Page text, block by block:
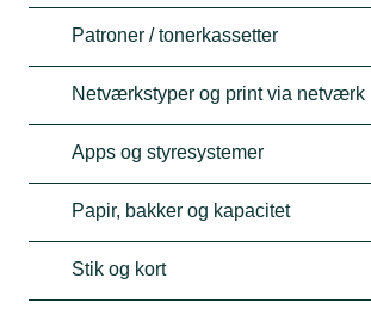
Patroner / tonerkassetter
Netværkstyper og print via netværk
Apps og styresystemer
Papir, bakker og kapacitet
Stik og kort